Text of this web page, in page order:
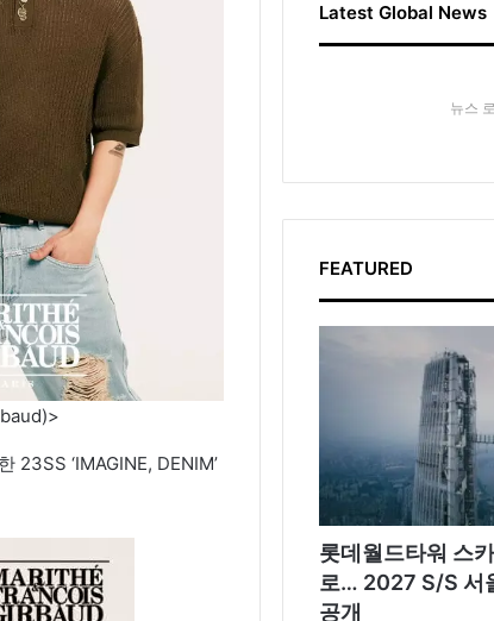
23SS ‘IMAGINE, DENIM’
Latest Global News
뉴스
FEATURED
롯데월드타워 스
로… 2027 S/S 서
공개